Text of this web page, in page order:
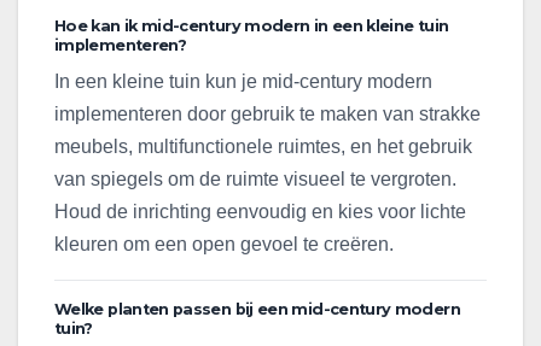
Hoe kan ik mid-century modern in een kleine tuin
implementeren?
In een kleine tuin kun je mid-century modern
implementeren door gebruik te maken van strakke
meubels, multifunctionele ruimtes, en het gebruik
van spiegels om de ruimte visueel te vergroten.
Houd de inrichting eenvoudig en kies voor lichte
kleuren om een open gevoel te creëren.
Welke planten passen bij een mid-century modern
tuin?